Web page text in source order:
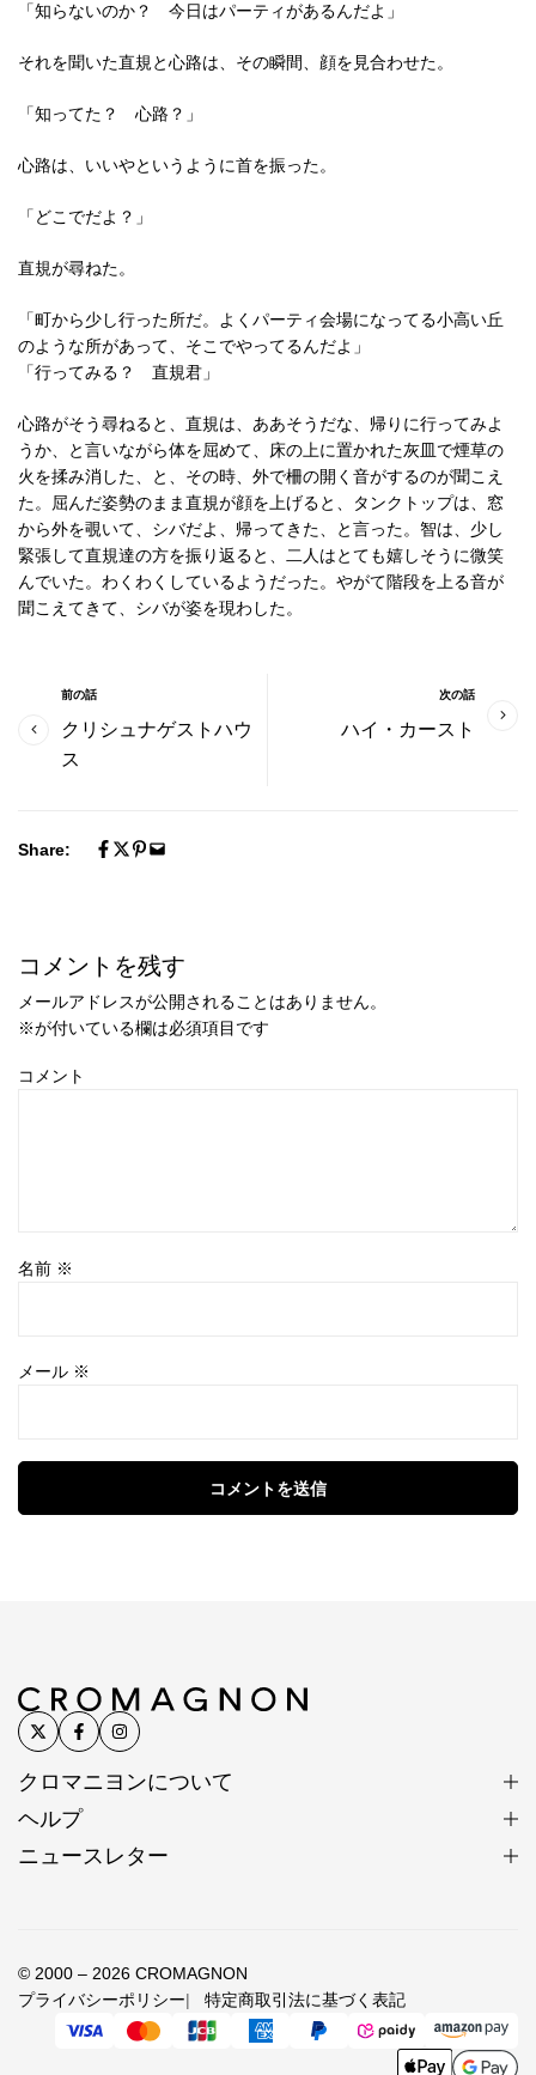
「知らないのか？ 今日はパーティがあるんだよ」
それを聞いた直規と心路は、その瞬間、顔を見合わせた。
「知ってた？ 心路？」
心路は、いいやというように首を振った。
「どこでだよ？」
直規が尋ねた。
「町から少し行った所だ。よくパーティ会場になってる小高い丘
のような所があって、そこでやってるんだよ」
「行ってみる？ 直規君」
心路がそう尋ねると、直規は、ああそうだな、帰りに行ってみよ
うか、と言いながら体を屈めて、床の上に置かれた灰皿で煙草の
火を揉み消した、と、その時、外で柵の開く音がするのが聞こえ
た。屈んだ姿勢のまま直規が顔を上げると、タンクトップは、窓
から外を覗いて、シバだよ、帰ってきた、と言った。智は、少し
緊張して直規達の方を振り返ると、二人はとても嬉しそうに微笑
んでいた。わくわくしているようだった。やがて階段を上る音が
聞こえてきて、シバが姿を現わした。
前の話
クリシュナゲストハウ
ス
次の話
ハイ・カースト
Share:
コメントを残す
メールアドレスが公開されることはありません。
※が付いている欄は必須項目です
コメント
名前 ※
メール ※
コメントを送信
クロマニヨンについて
ヘルプ
ニュースレター
© 2000 – 2026 CROMAGNON
プライバシーポリシー
特定商取引法に基づく表記